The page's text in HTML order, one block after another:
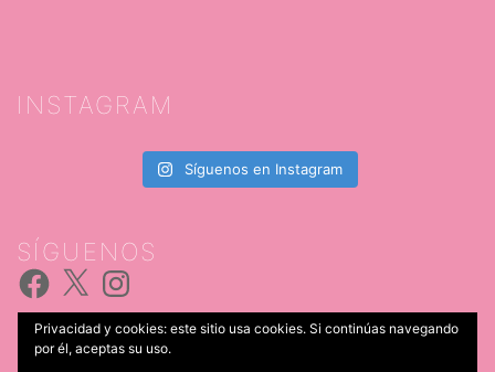
INSTAGRAM
Síguenos en Instagram
SÍGUENOS
Facebook
X Instagram
Privacidad y cookies: este sitio usa cookies. Si continúas navegando
por él, aceptas su uso.